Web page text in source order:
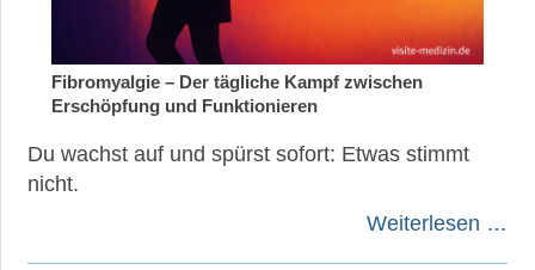
Fibromyalgie – Der tägliche Kampf zwischen
Erschöpfung und Funktionieren
Du wachst auf und spürst sofort: Etwas stimmt
nicht.
Weiterlesen …